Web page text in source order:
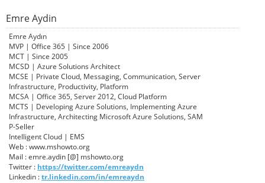
Emre Aydin
Emre Aydın
MVP | Office 365 | Since 2006
MCT | Since 2005
MCSD | Azure Solutions Architect
MCSE | Private Cloud, Messaging, Communication, Server
Infrastructure, Productivity, Platform
MCSA | Office 365, Server 2012, Cloud Platform
MCTS | Developing Azure Solutions, Implementing Azure
Infrastructure, Architecting Microsoft Azure Solutions, SAM
P-Seller
Intelligent Cloud | EMS
Web : www.mshowto.org
Mail : emre.aydin [@] mshowto.org
Twitter : https://twitter.com/emreaydn
Linkedin :tr.linkedin.com/in/emreaydn